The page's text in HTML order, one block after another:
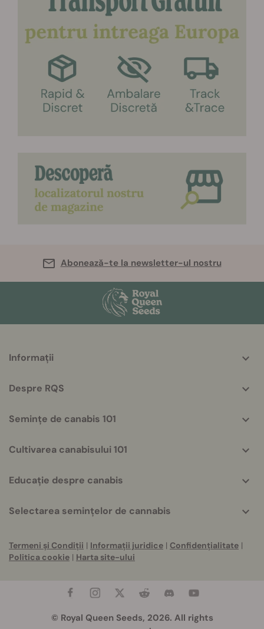
Abonează-te la newsletter-ul nostru
helpful
Informații
Despre RQS
Semințe de canabis 101
Cultivarea canabisului 101
Educație despre canabis
Selectarea semințelor de cannabis
Termeni și Condiții | Informații juridice | Confidențialitate |
Politica cookie | Harta site-ului
© Royal Queen Seeds, 2026. All rights